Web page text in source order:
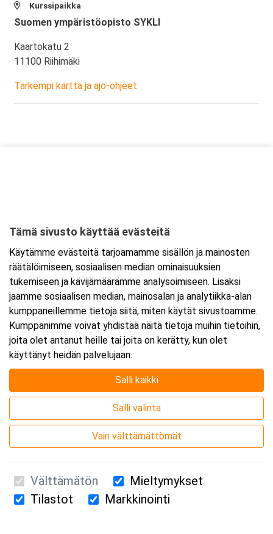
Kurssipaikka
Suomen ympäristöopisto SYKLI
Kaartokatu 2
11100 Riihimäki
Tarkempi kartta ja ajo-ohjeet
Järjestäjä
Suomen Ensiapukoulutus Oy / Valimotie 21 / 00380 Helsinki
Tämä sivusto käyttää evästeitä
Käytämme evästeitä tarjoamamme sisällön ja mainosten
räätälöimiseen, sosiaalisen median ominaisuuksien
tukemiseen ja kävijämäärämme analysoimiseen. Lisäksi
jaamme sosiaalisen median, mainosalan ja analytiikka-alan
kumppaneillemme tietoja siitä, miten käytät sivustoamme.
Kumppanimme voivat yhdistää näitä tietoja muihin tietoihin,
joita olet antanut heille tai joita on kerätty, kun olet
käyttänyt heidän palvelujaan.
Salli kaikki
Salli valinta
Vain välttämättömät
Välttämätön
Mieltymykset
Tilastot
Markkinointi